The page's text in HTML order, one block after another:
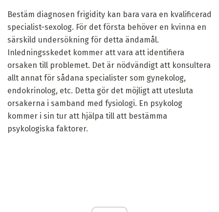
Bestäm diagnosen frigidity kan bara vara en kvalificerad
specialist-sexolog. För det första behöver en kvinna en
särskild undersökning för detta ändamål.
Inledningsskedet kommer att vara att identifiera
orsaken till problemet. Det är nödvändigt att konsultera
allt annat för sådana specialister som gynekolog,
endokrinolog, etc. Detta gör det möjligt att utesluta
orsakerna i samband med fysiologi. En psykolog
kommer i sin tur att hjälpa till att bestämma
psykologiska faktorer.